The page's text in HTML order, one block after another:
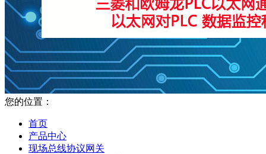
您的位置：
首页
产品中心
现场总线协议网关